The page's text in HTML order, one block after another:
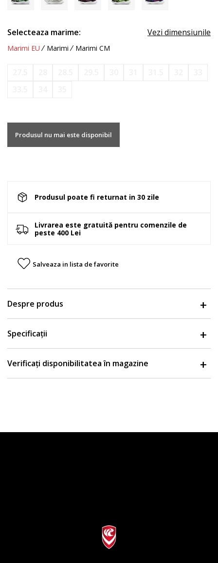
Selecteaza marime: Vezi dimensiunile
Marimi EU Marimi Marimi CM
Produsul nu mai este disponibil
Produsul poate fi returnat in 30 zile
Livrarea este gratuită pentru comenzile de
peste 400 Lei
Salveaza in lista de favorite
Despre produs
Specificații
Verificați disponibilitatea în magazine